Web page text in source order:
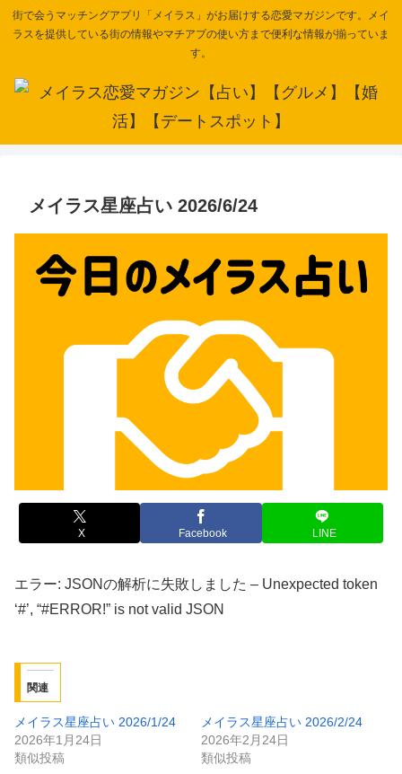
街で会うマッチングアプリ「メイラス」がお届けする恋愛マガジンです。メイ
ラスを提供している街の情報やマチアプの使い方まで便利な情報が揃っていま
す。
メイラス星座占い 2026/6/24
X Facebook LINE
エラー: JSONの解析に失敗しました – Unexpected token
‘#’, “#ERROR!” is not valid JSON
関連
メイラス星座占い 2026/1/24
2026年1月24日
類似投稿
メイラス星座占い 2026/2/24
2026年2月24日
類似投稿